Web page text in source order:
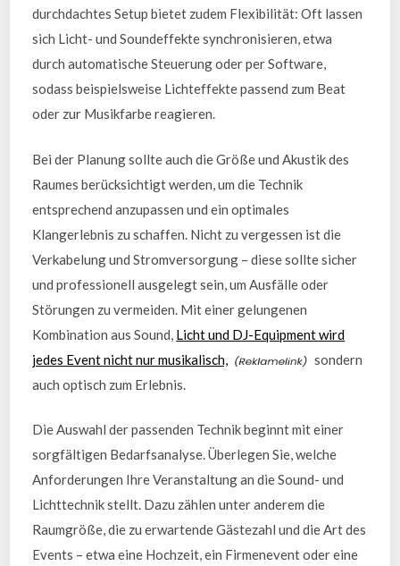
durchdachtes Setup bietet zudem Flexibilität: Oft lassen
sich Licht- und Soundeffekte synchronisieren, etwa
durch automatische Steuerung oder per Software,
sodass beispielsweise Lichteffekte passend zum Beat
oder zur Musikfarbe reagieren.
Bei der Planung sollte auch die Größe und Akustik des
Raumes berücksichtigt werden, um die Technik
entsprechend anzupassen und ein optimales
Klangerlebnis zu schaffen. Nicht zu vergessen ist die
Verkabelung und Stromversorgung – diese sollte sicher
und professionell ausgelegt sein, um Ausfälle oder
Störungen zu vermeiden. Mit einer gelungenen
Kombination aus Sound, Licht und DJ-Equipment wird
jedes Event nicht nur musikalisch,
sondern
auch optisch zum Erlebnis.
Die Auswahl der passenden Technik beginnt mit einer
sorgfältigen Bedarfsanalyse. Überlegen Sie, welche
Anforderungen Ihre Veranstaltung an die Sound- und
Lichttechnik stellt. Dazu zählen unter anderem die
Raumgröße, die zu erwartende Gästezahl und die Art des
Events – etwa eine Hochzeit, ein Firmenevent oder eine